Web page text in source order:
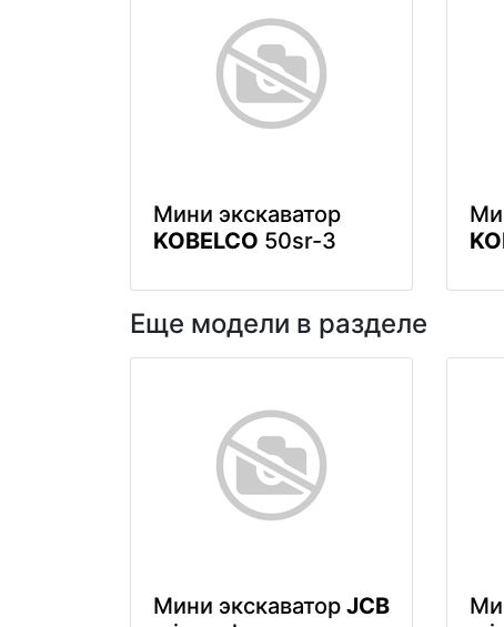
Мини экскаватор
KOBELCO 50sr-3
Еще модели в разделе
Мини экскаватор JCB